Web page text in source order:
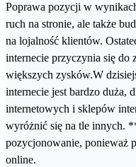
Poprawa pozycji w
ruch na stronie, ale także
na lojalność klientów.
internecie przyczynia się do
większych zysków.W
internecie jest bardzo duża,
internetowych i sklepów
wyróżnić się na tle innych.
pozycjonowanie, ponieważ
online.